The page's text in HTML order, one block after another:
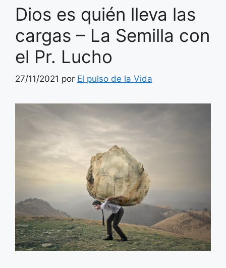
Dios es quién lleva las
cargas – La Semilla con
el Pr. Lucho
27/11/2021 por El pulso de la Vida